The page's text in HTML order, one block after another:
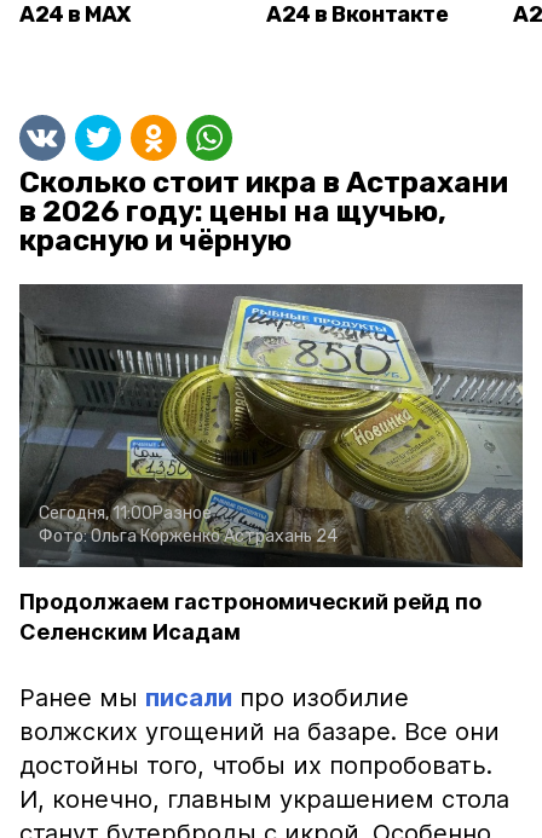
А24 в MAX А24 в Вконтакте
Сколько стоит икра в Астрахани
в 2026 году: цены на щучью,
красную и чёрную
Сегодня, 11:00Разное
Фото:Ольга КорженкоАстрахань 24
Продолжаем гастрономический рейд по
Селенским Исадам
Ранее мы писали про изобилие
волжских угощений на базаре. Все они
достойны того, чтобы их попробовать.
И, конечно, главным украшением стола